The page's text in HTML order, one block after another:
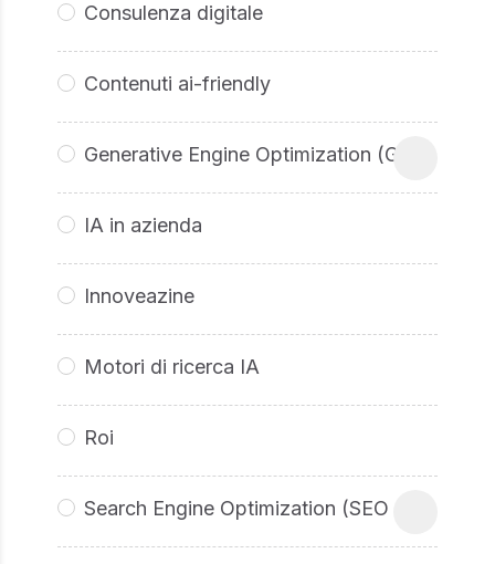
Consulenza digitale
Contenuti ai-friendly
Generative Engine Optimization (GEO
IA in azienda
Innoveazine
Motori di ricerca IA
Roi
Search Engine Optimization (SEO